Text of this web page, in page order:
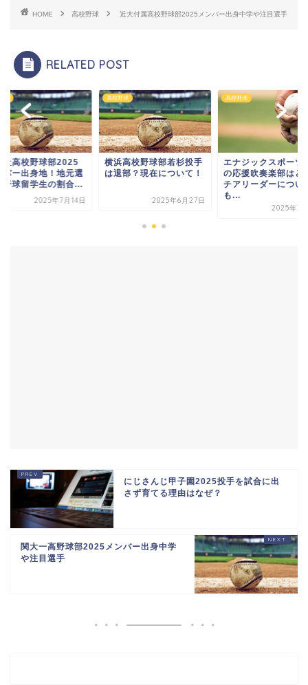
HOME 高校野球 近大付属高校野球部2025メンバー出身中学や注目選手
RELATED POST
社高校野球部2025
バー出身地！地元選
野球留学生の割合...
2025年7月14日
高校野球
横浜高校野球部若杉投手
は退部？現在について！
2025年6月27日
高校野球
エナジックスポーツ
の応援吹奏楽部はど
チアリーダーについ
も...
2025年3
にじさんじ甲子園2025投手を試合に出
さず育てる理由はなぜ？
関大一高野球部2025メンバー出身中学
や注目選手